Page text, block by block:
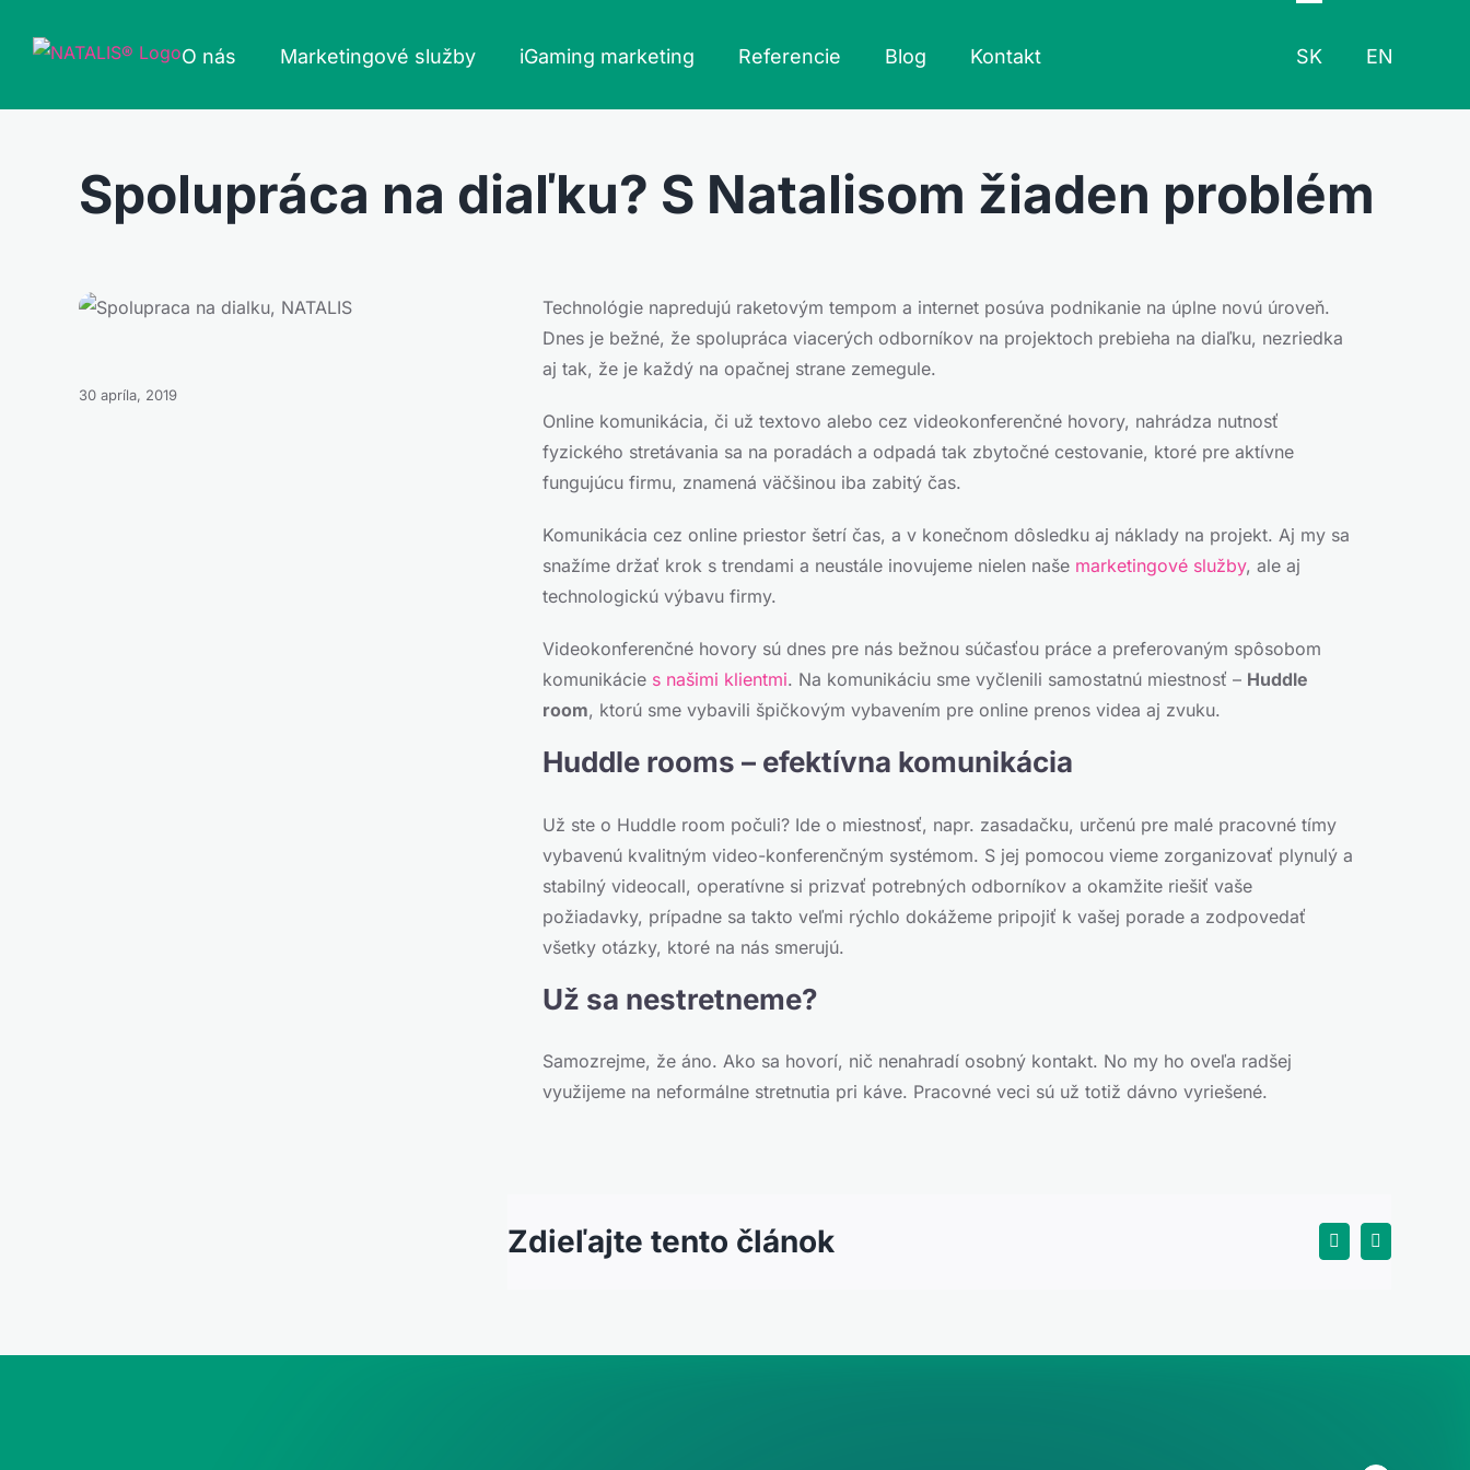
O nás Marketingové služby iGaming marketing Referencie Blog Kontakt SK EN
Spolupráca na diaľku? S Natalisom žiaden problém
Technológie napredujú raketovým tempom a internet posúva podnikanie na úplne novú úroveň.
Dnes je bežné, že spolupráca viacerých odborníkov na projektoch prebieha na diaľku, nezriedka
aj tak, že je každý na opačnej strane zemegule.
Online komunikácia, či už textovo alebo cez videokonferenčné hovory, nahrádza nutnosť
fyzického stretávania sa na poradách a odpadá tak zbytočné cestovanie, ktoré pre aktívne
fungujúcu firmu, znamená väčšinou iba zabitý čas.
Komunikácia cez online priestor šetrí čas, a v konečnom dôsledku aj náklady na projekt. Aj my sa
snažíme držať krok s trendami a neustále inovujeme nielen naše marketingové služby, ale aj
technologickú výbavu firmy.
Videokonferenčné hovory sú dnes pre nás bežnou súčasťou práce a preferovaným spôsobom
komunikácie s našimi klientmi. Na komunikáciu sme vyčlenili samostatnú miestnosť – Huddle
room, ktorú sme vybavili špičkovým vybavením pre online prenos videa aj zvuku.
Huddle rooms – efektívna komunikácia
Už ste o Huddle room počuli? Ide o miestnosť, napr. zasadačku, určenú pre malé pracovné tímy
vybavenú kvalitným video-konferenčným systémom. S jej pomocou vieme zorganizovať plynulý a
stabilný videocall, operatívne si prizvať potrebných odborníkov a okamžite riešiť vaše
požiadavky, prípadne sa takto veľmi rýchlo dokážeme pripojiť k vašej porade a zodpovedať
všetky otázky, ktoré na nás smerujú.
Už sa nestretneme?
Samozrejme, že áno. Ako sa hovorí, nič nenahradí osobný kontakt. No my ho oveľa radšej
využijeme na neformálne stretnutia pri káve. Pracovné veci sú už totiž dávno vyriešené.
30 apríla, 2019
Zdieľajte tento článok Facebook
X